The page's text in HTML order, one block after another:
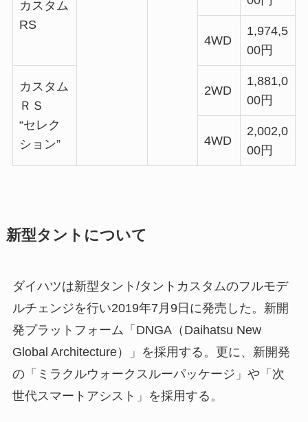
カスタム
RS
4WD
1,974,5
00円
カスタム
ＲＳ
“セレク
ション”
2WD
1,881,0
00円
4WD
2,002,0
00円
新型タントについて
ダイハツは新型タント/タントカスタムのフルモデ
ルチェンジを行い2019年7月9日に発売した。新開
発プラットフォーム「DNGA（Daihatsu New
Global Architecture）」を採用する。更に、新開発
の「ミラクルウォークスルーパッケージ」や「次
世代スマートアシスト」を採用する。